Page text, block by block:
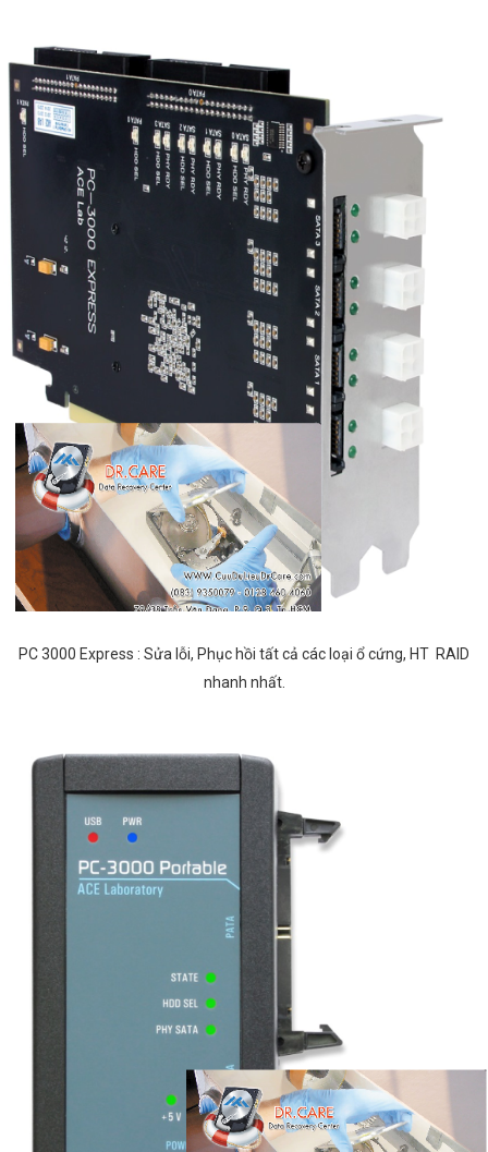
PC 3000 Express : Sửa lỗi, Phục hồi tất cả các loại ổ cứng, HT RAID
nhanh nhất.